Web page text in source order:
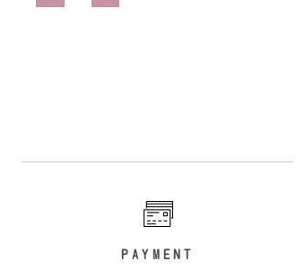
PAYMENT